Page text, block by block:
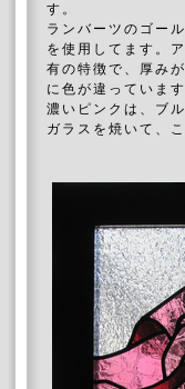
す。
ランバーツのゴー
を使用してます。
有の特徴で、厚み
に色が違っていま
濃いピンクは、ブ
ガラスを焼いて、